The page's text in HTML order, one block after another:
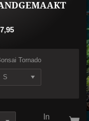
Tornado
In